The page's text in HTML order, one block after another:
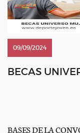
09/09/2024
BECAS
BASES DE LA